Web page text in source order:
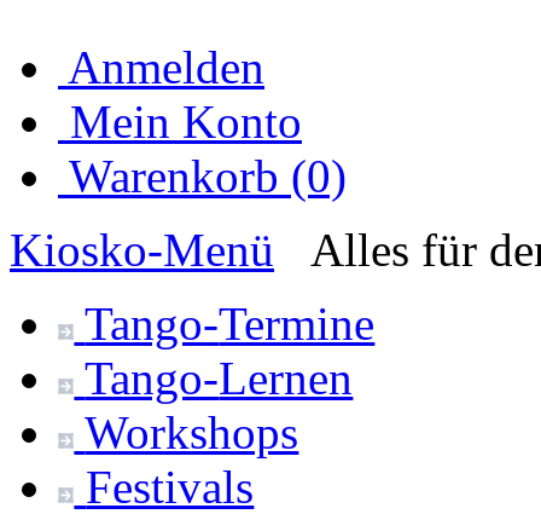
Anmelden
Mein Konto
Warenkorb (0)
Kiosko-Menü
Alles für
Tango-Termine
Tango-Lernen
Workshops
Festivals